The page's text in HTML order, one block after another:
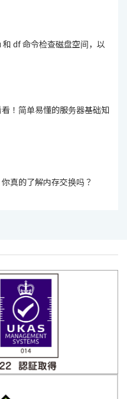
df 命令检查磁盘空间，以
看！简单易懂的服务器基础知
真的了解内存交换吗？